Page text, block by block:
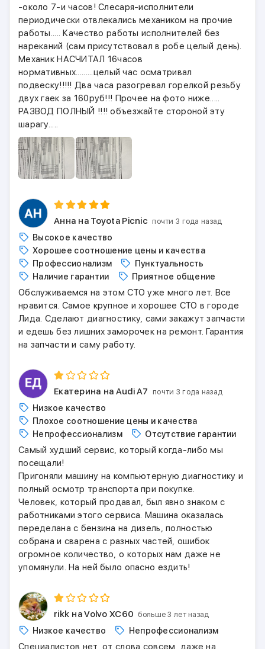
-около 7-и часов! Слесаря-исполнители
периодически отвлекались механиком на прочие
работы..... Качество работы исполнителей без
нареканий (сам присутствовал в робе целый день).
Механик НАСЧИТАЛ 16часов
нормативных.........целый час осматривал
подвеску!!!!! Два часа разогревал горелкой резьбу
двух гаек за 160руб!!! Прочее на фото ниже.....
РАЗВОД ПОЛНЫЙ !!!! объезжайте стороной эту
шарагу.....
Анна на Toyota Picnic почти 3 года назад
Высокое качество
Хорошее соотношение цены и качества
Профессионализм
Пунктуальность
Наличие гарантии
Приятное общение
Обслуживаемся на этом СТО уже много лет. Все
нравится. Самое крупное и хорошее СТО в городе
Лида. Сделают диагностику, сами закажут запчасти
и едешь без лишних заморочек на ремонт. Гарантия
на запчасти и саму работу.
Екатерина на Audi A7 почти 3 года назад
Низкое качество
Плохое соотношение цены и качества
Непрофессионализм
Отсутствие гарантии
Самый худший сервис, который когда-либо мы
посещали!
Пригоняли машину на компьютерную диагностику и
полный осмотр транспорта при покупке.
Человек, который продавал, был явно знаком с
работниками этого сервиса. Машина оказалась
переделана с бензина на дизель, полностью
собрана и сварена с разных частей, ошибок
огромное количество, о которых нам даже не
упомянули. На ней было опасно ездить!
rikk на Volvo XC60 больше 3 лет назад
Низкое качество Непрофессионализм
Специалистов нет, от слова совсем, даже на